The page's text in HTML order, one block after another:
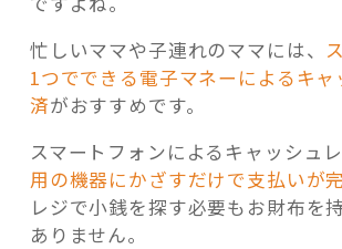
忙しいママや子連れのママには、
1つでできる電子マネーによるキャ
済がおすすめです。
スマートフォンによるキャッシュレ
用の機器にかざすだけで支払いが
レジで小銭を探す必要もお財布を
ありません。